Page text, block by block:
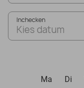
Inchecken
Kies datum
Ma
Di